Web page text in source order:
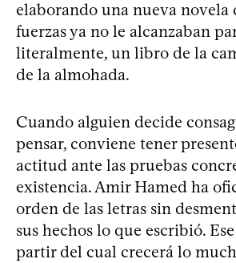
elaborando una nueva novela
fuerzas ya no le alcanzaban
literalmente, un libro de la
de la almohada.
Cuando alguien decide
pensar, conviene tener
actitud ante las pruebas
existencia. Amir Hamed ha
orden de las letras sin
sus hechos lo que escribió.
partir del cual crecerá lo